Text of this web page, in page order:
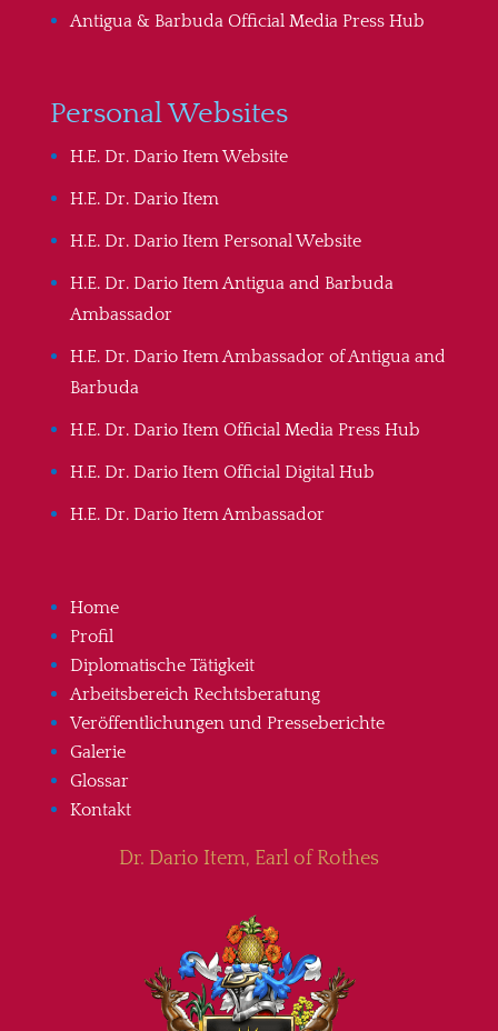
Antigua & Barbuda Official Media Press Hub
Personal Websites
H.E. Dr. Dario Item Website
H.E. Dr. Dario Item
H.E. Dr. Dario Item Personal Website
H.E. Dr. Dario Item Antigua and Barbuda
Ambassador
H.E. Dr. Dario Item Ambassador of Antigua and
Barbuda
H.E. Dr. Dario Item Official Media Press Hub
H.E. Dr. Dario Item Official Digital Hub
H.E. Dr. Dario Item Ambassador
Home
Profil
Diplomatische Tätigkeit
Arbeitsbereich Rechtsberatung
Veröffentlichungen und Presseberichte
Galerie
Glossar
Kontakt
Dr. Dario Item, Earl of Rothes